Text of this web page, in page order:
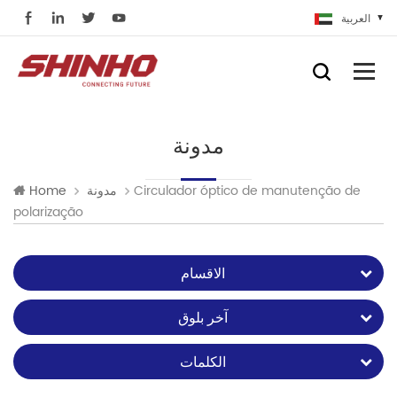
العربية
مدونة
Home مدونة
Circulador óptico de manutenção de
polarização
الاقسام
آخر بلوق
الكلمات